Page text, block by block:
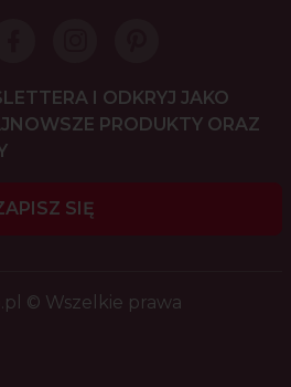
I ODKRYJ JAKO
PRODUKTY ORAZ
SIĘ
© Wszelkie prawa